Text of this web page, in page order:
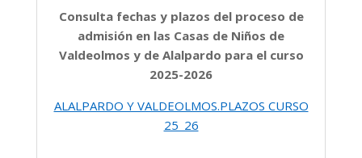
Consulta fechas y plazos del proceso de
admisión en las Casas de Niños de
Valdeolmos y de Alalpardo para el curso
2025-2026
ALALPARDO Y VALDEOLMOS.PLAZOS CURSO
25_26